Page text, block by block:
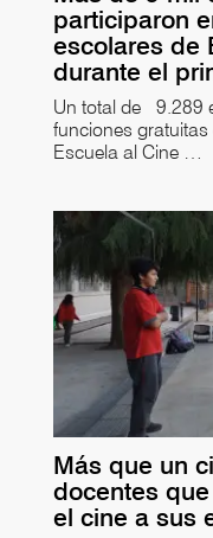
participaron
escolares de
durante el
Un total de 9.289
funciones
Escuela al Cine …
Más que un
docentes
el cine a sus